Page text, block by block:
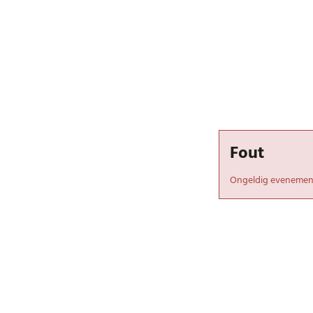
Fout
Ongeldig